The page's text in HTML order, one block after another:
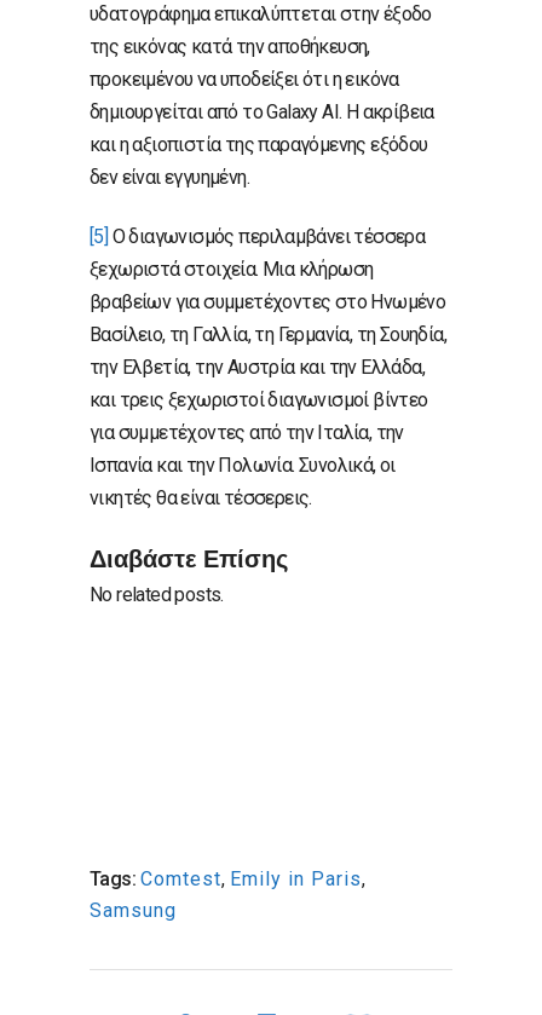
υδατογράφημα επικαλύπτεται στην έξοδο
της εικόνας κατά την αποθήκευση,
προκειμένου να υποδείξει ότι η εικόνα
δημιουργείται από το Galaxy AI. Η ακρίβεια
και η αξιοπιστία της παραγόμενης εξόδου
δεν είναι εγγυημένη.
[5] Ο διαγωνισμός περιλαμβάνει τέσσερα
ξεχωριστά στοιχεία. Μια κλήρωση
βραβείων για συμμετέχοντες στο Ηνωμένο
Βασίλειο, τη Γαλλία, τη Γερμανία, τη Σουηδία,
την Ελβετία, την Αυστρία και την Ελλάδα,
και τρεις ξεχωριστοί διαγωνισμοί βίντεο
για συμμετέχοντες από την Ιταλία, την
Ισπανία και την Πολωνία. Συνολικά, οι
νικητές θα είναι τέσσερεις.
Διαβάστε Επίσης
No related posts.
Tags: Comtest, Emily in Paris,
Samsung